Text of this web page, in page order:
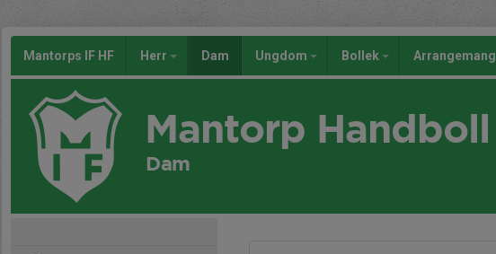
Mantorps IF HF Herr Dam Ungdom Bollek Arrangemang
Mantorp Handboll
Dam